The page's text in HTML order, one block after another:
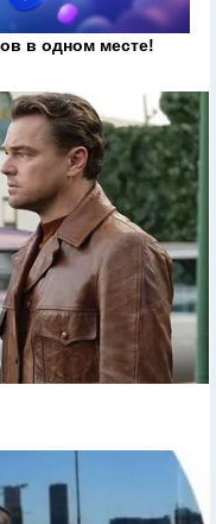
в одном месте!